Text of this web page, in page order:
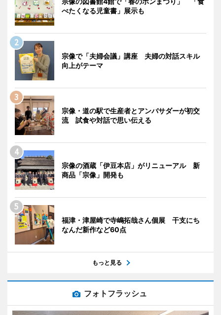
べたくなる児童書」展示も
宗像で「夫婦会議」講座 夫婦の対話スキル
向上がテーマ
宗像・道の駅で生産者とアンバサダーが初交
流 試食や対話で思い伝える
宗像の酒蔵「伊豆本店」がリニューアル 新
商品「宗像」開発も
福津・津屋崎で寺嶋拓哉さん個展 干支にち
なんだ新作など60点
もっと見る
フォトフラッシュ